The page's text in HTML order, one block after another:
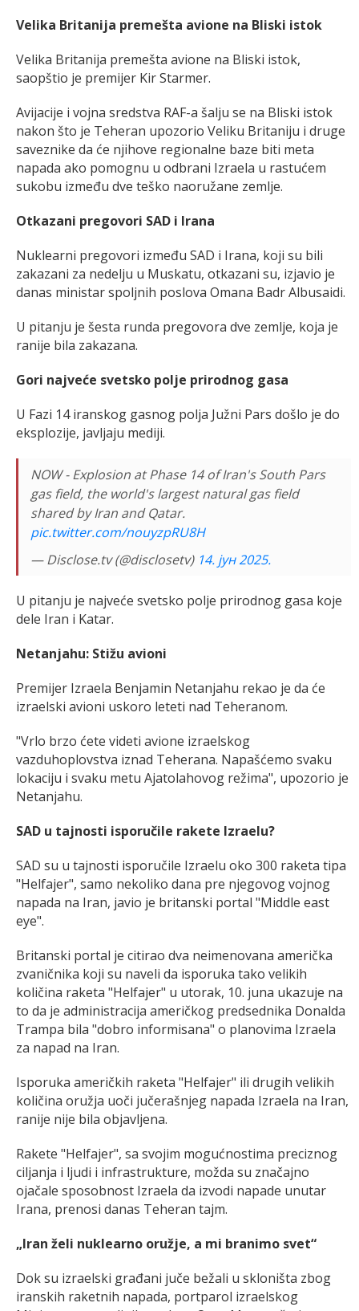
Velika Britanija premešta avione na Bliski istok
Velika Britanija premešta avione na Bliski istok,
saopštio je premijer Kir Starmer.
Avijacije i vojna sredstva RAF-a šalju se na Bliski istok
nakon što je Teheran upozorio Veliku Britaniju i druge
saveznike da će njihove regionalne baze biti meta
napada ako pomognu u odbrani Izraela u rastućem
sukobu između dve teško naoružane zemlje.
Otkazani pregovori SAD i Irana
Nuklearni pregovori između SAD i Irana, koji su bili
zakazani za nedelju u Muskatu, otkazani su, izjavio je
danas ministar spoljnih poslova Omana Badr Albusaidi.
U pitanju je šesta runda pregovora dve zemlje, koja je
ranije bila zakazana.
Gori najveće svetsko polje prirodnog gasa
U Fazi 14 iranskog gasnog polja Južni Pars došlo je do
eksplozije, javljaju mediji.
NOW - Explosion at Phase 14 of Iran's South Pars
gas field, the world's largest natural gas field
shared by Iran and Qatar.
pic.twitter.com/nouyzpRU8H
— Disclose.tv (@disclosetv) 14. јун 2025.
U pitanju je najveće svetsko polje prirodnog gasa koje
dele Iran i Katar.
Netanjahu: Stižu avioni
Premijer Izraela Benjamin Netanjahu rekao je da će
izraelski avioni uskoro leteti nad Teheranom.
"Vrlo brzo ćete videti avione izraelskog
vazduhoplovstva iznad Teherana. Napašćemo svaku
lokaciju i svaku metu Ajatolahovog režima", upozorio je
Netanjahu.
SAD u tajnosti isporučile rakete Izraelu?
SAD su u tajnosti isporučile Izraelu oko 300 raketa tipa
"Helfajer", samo nekoliko dana pre njegovog vojnog
napada na Iran, javio je britanski portal "Middle east
eye".
Britanski portal je citirao dva neimenovana američka
zvaničnika koji su naveli da isporuka tako velikih
količina raketa "Helfajer" u utorak, 10. juna ukazuje na
to da je administracija američkog predsednika Donalda
Trampa bila "dobro informisana" o planovima Izraela
za napad na Iran.
Isporuka američkih raketa "Helfajer" ili drugih velikih
količina oružja uoči jučerašnjeg napada Izraela na Iran,
ranije nije bila objavljena.
Rakete "Helfajer", sa svojim mogućnostima preciznog
ciljanja i ljudi i infrastrukture, možda su značajno
ojačale sposobnost Izraela da izvodi napade unutar
Irana, prenosi danas Teheran tajm.
„Iran želi nuklearno oružje, a mi branimo svet“
Dok su izraelski građani juče bežali u skloništa zbog
iranskih raketnih napada, portparol izraelskog